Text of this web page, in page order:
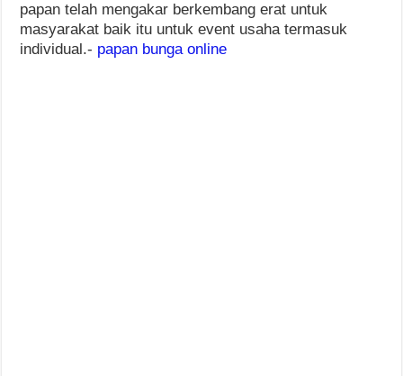
papan telah mengakar berkembang erat untuk
masyarakat baik itu untuk event usaha termasuk
individual.- papan bunga online